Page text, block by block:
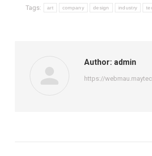
Tags: art company design industry
Author: admin
https://